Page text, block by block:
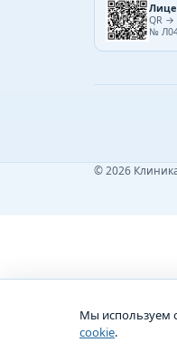
QR →
№
© 2026
Мы используем
cookie.